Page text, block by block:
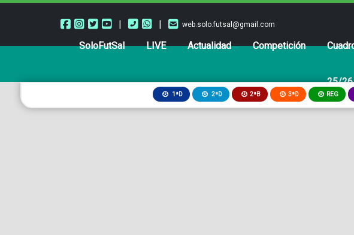
| | web.solo.futsal@gmail.com
SoloFutSal LIVE Actualidad Competición
25/26
1ªD 2ªD 2ªB 3ªD REG